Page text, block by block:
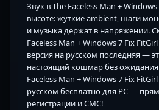
Звук в The Faceless Man +
высоте: жуткие ambient, шаги
и музыка держат в напряжении.
Faceless Man + Windows 7 Fix
версия на русском последняя —
настоящий кошмар без ожидания
Faceless Man + Windows 7 Fix
русском бесплатно для PC —
регистрации и СМС!